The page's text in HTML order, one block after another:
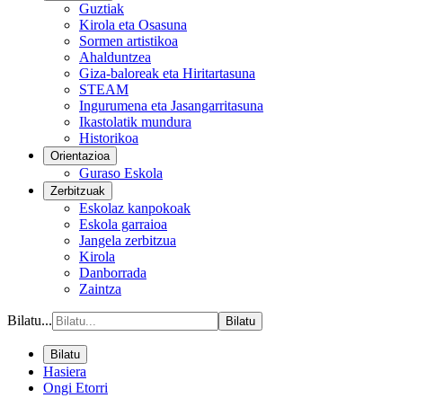
Guztiak
Kirola eta Osasuna
Sormen artistikoa
Ahalduntzea
Giza-baloreak eta Hiritartasuna
STEAM
Ingurumena eta Jasangarritasuna
Ikastolatik mundura
Historikoa
Orientazioa
Guraso Eskola
Zerbitzuak
Eskolaz kanpokoak
Eskola garraioa
Jangela zerbitzua
Kirola
Danborrada
Zaintza
Bilatu... Bilatu
Bilatu
Hasiera
Ongi Etorri